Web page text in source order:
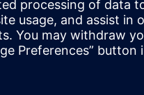
elettrici ed elettronici
è entusiasta di
i requisiti imposti, sia
il software Capital